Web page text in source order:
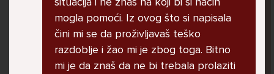
plačem.
mogla pomoći. Iz ovog što si napisala
čini mi se da proživljavaš teško
razdoblje i žao mi je zbog toga. Bitno
mi je da znaš da ne bi trebala prolaziti